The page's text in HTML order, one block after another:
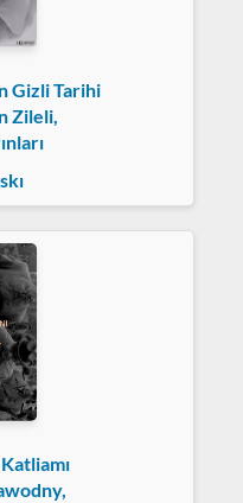
Gizli Tarihi
Zileli,